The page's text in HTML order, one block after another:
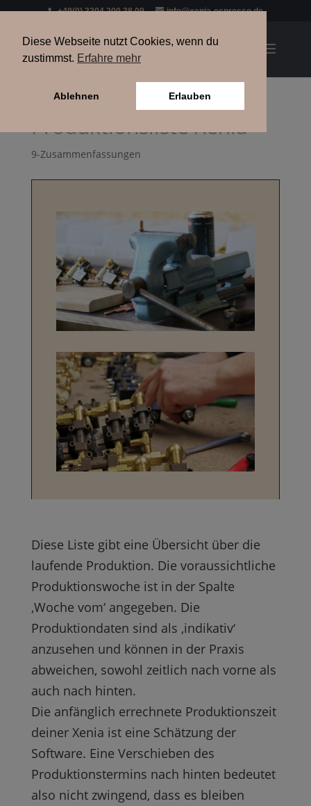
+49(0) 3304 200 38 09 info@xenia-espresso.de
Produktionsliste Xenia
9-Zusammenfassungen
Diese Liste gibt eine Übersicht über die
laufende Produktion. Die voraussichtliche
Produktionswoche ist in der Spalte
‚Woche vom‘ angegeben. Die
Produktiondaten sind als ‚indikativ‘
anzusehen und können in der Praxis
abweichen, sowohl zeitlich nach vorne als
auch nach hinten.
Die anfänglich errechnete Produktionszeit
deiner Xenia ist eine Schätzung der
Software. Eine Verschieben des
Produktionstermins nach hinten bedeutet
also nicht zwingend, dass es bleiben
Diese Webseite nutzt Cookies, wenn du
zustimmst. Erfahre mehr
Ablehnen Erlauben